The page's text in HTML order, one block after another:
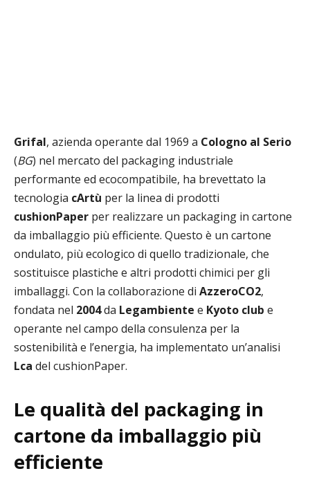
Grifal, azienda operante dal 1969 a Cologno al Serio
(BG) nel mercato del packaging industriale
performante ed ecocompatibile, ha brevettato la
tecnologia cArtù per la linea di prodotti
cushionPaper per realizzare un packaging in cartone
da imballaggio più efficiente. Questo è un cartone
ondulato, più ecologico di quello tradizionale, che
sostituisce plastiche e altri prodotti chimici per gli
imballaggi. Con la collaborazione di AzzeroCO2,
fondata nel 2004da Legambiente e Kyoto club e
operante nel campo della consulenza per la
sostenibilità e l’energia, ha implementato un’analisi
Lca del cushionPaper.
Le qualità del packaging in
cartone da imballaggio più
efficiente